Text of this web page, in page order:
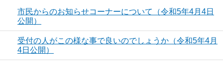
市民からのお知らせコーナーについて（令和5年4月4日
公開）
受付の人がこの様な事で良いのでしょうか（令和5年4月
4日公開）